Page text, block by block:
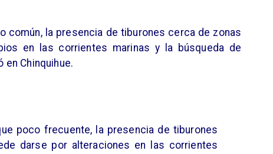
común, la presencia de tiburones cerca de zonas
en las corrientes marinas y la búsqueda de
Chinquihue.
poco frecuente, la presencia de tiburones
darse por alteraciones en las corrientes